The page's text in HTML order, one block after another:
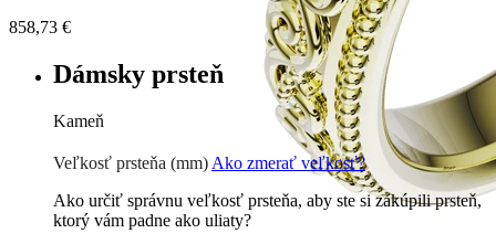
858,73 €
Dámsky prsteň
Kameň
Prírodné kamene
Veľkosť prsteňa (mm) Ako zmerať veľkosť?
Ako určiť správnu veľkosť prsteňa, aby ste si zakúpili prsteň,
ktorý vám padne ako uliaty?